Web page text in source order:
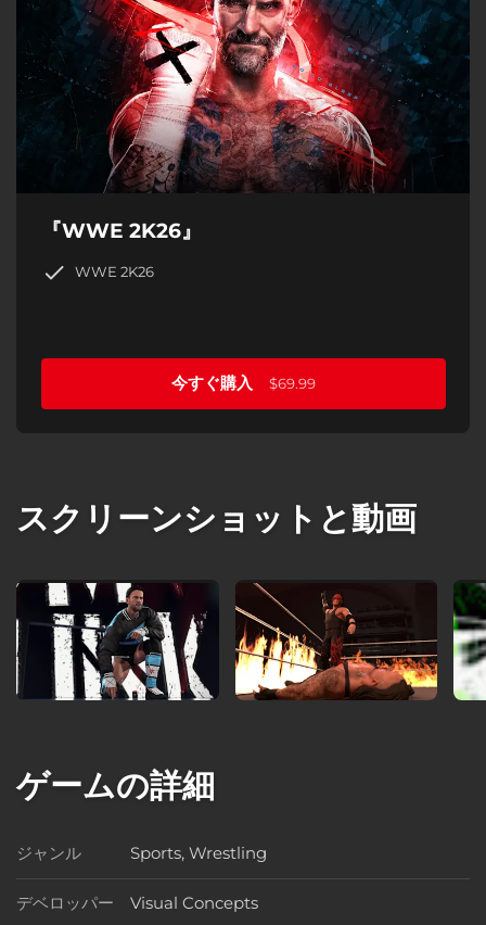
『WWE 2K26』
WWE 2K26
今すぐ購入 $69.99
スクリーンショットと動画
ゲームの詳細
ジャンル ジャンル
Sports, Wrestling
デベロッパー デベロッパー
Visual Concepts